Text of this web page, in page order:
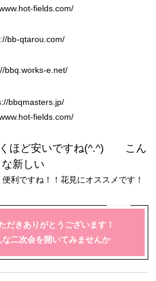
fields.com/
bb-qtarou.com/
bbq.works-e.net/
bbqmasters.jp/
fields.com/
くほど安いですね(^.^) こん
な新しい
利ですね！！花見にオススメです！
だきありがとうございます！
二次会を開いてみませんか